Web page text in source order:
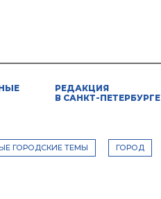
РЕДАКЦИЯ
В САНКТ-ПЕТЕРБУРГЕ
ГОРОДСКИЕ ТЕМЫ ГОРОД